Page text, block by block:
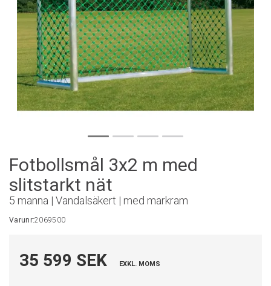
Fotbollsmål 3x2 m med
slitstarkt nät
5 manna | Vandalsäkert | med markram
Varunr:2069500
35 599 SEK EXKL. MOMS